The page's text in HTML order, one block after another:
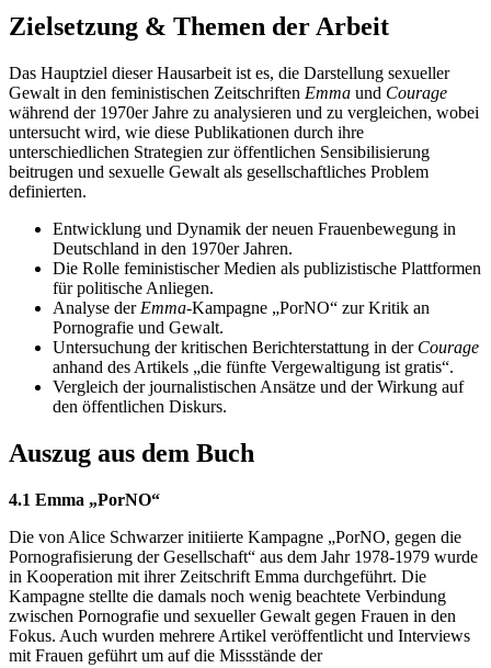
Zielsetzung & Themen der Arbeit
Das Hauptziel dieser Hausarbeit ist es, die Darstellung sexueller
Gewalt in den feministischen Zeitschriften Emma und Courage
während der 1970er Jahre zu analysieren und zu vergleichen, wobei
untersucht wird, wie diese Publikationen durch ihre
unterschiedlichen Strategien zur öffentlichen Sensibilisierung
beitrugen und sexuelle Gewalt als gesellschaftliches Problem
definierten.
Entwicklung und Dynamik der neuen Frauenbewegung in
Deutschland in den 1970er Jahren.
Die Rolle feministischer Medien als publizistische Plattformen
für politische Anliegen.
Analyse der Emma-Kampagne „PorNO“ zur Kritik an
Pornografie und Gewalt.
Untersuchung der kritischen Berichterstattung in der Courage
anhand des Artikels „die fünfte Vergewaltigung ist gratis“.
Vergleich der journalistischen Ansätze und der Wirkung auf
den öffentlichen Diskurs.
Auszug aus dem Buch
4.1 Emma „PorNO“
Die von Alice Schwarzer initiierte Kampagne „PorNO, gegen die
Pornografisierung der Gesellschaft“ aus dem Jahr 1978-1979 wurde
in Kooperation mit ihrer Zeitschrift Emma durchgeführt. Die
Kampagne stellte die damals noch wenig beachtete Verbindung
zwischen Pornografie und sexueller Gewalt gegen Frauen in den
Fokus. Auch wurden mehrere Artikel veröffentlicht und Interviews
mit Frauen geführt um auf die Missstände der